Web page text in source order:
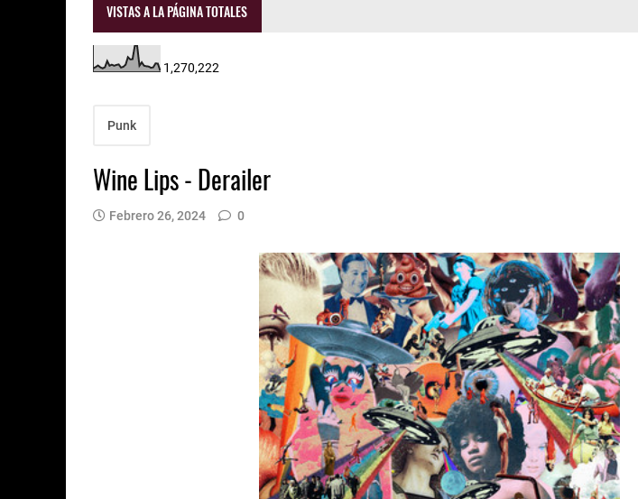
VISTAS A LA PÁGINA TOTALES
1,270,222
Punk
Wine Lips - Derailer
Febrero 26, 2024 0